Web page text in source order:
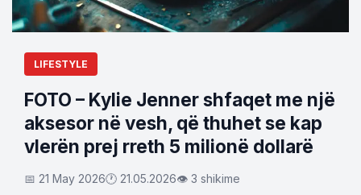
LIFESTYLE
FOTO – Kylie Jenner shfaqet me një
aksesor në vesh, që thuhet se kap
vlerën prej rreth 5 milionë dollarë
📅 21 May 2026🕐 21.05.2026👁 3 shikime